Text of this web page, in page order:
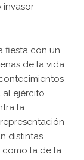
invasor
fiesta con un
de la vida
al ejército
la
distintas
como la de la